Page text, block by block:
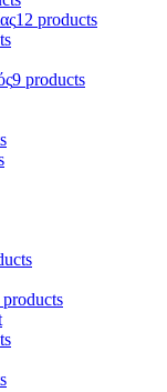
12 products
9 products
products